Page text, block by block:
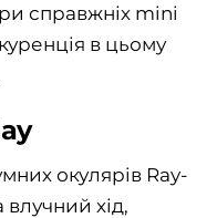
справжніх mini
в цьому
окулярів Ray-
хід,